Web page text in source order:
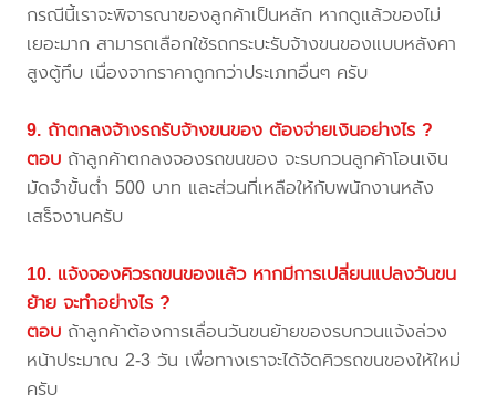
กรณีนี้เราจะพิจารณาของลูกค้าเป็นหลัก หากดูแล้วของไม่
เยอะมาก สามารถเลือกใช้รถกระบะรับจ้างขนของแบบหลังคา
สูงตู้ทึบ เนื่องจากราคาถูกกว่าประเภทอื่นๆ ครับ
9. ถ้าตกลงจ้างรถรับจ้างขนของ ต้องจ่ายเงินอย่างไร ?
ตอบ ถ้าลูกค้าตกลงจองรถขนของ จะรบกวนลูกค้าโอนเงิน
มัดจำขั้นต่ำ 500 บาท และส่วนที่เหลือให้กับพนักงานหลัง
เสร็จงานครับ
10. แจ้งจองคิวรถขนของแล้ว หากมีการเปลี่ยนแปลงวันขน
ย้าย จะทำอย่างไร ?
ตอบ ถ้าลูกค้าต้องการเลื่อนวันขนย้ายของรบกวนแจ้งล่วง
หน้าประมาณ 2-3 วัน เพื่อทางเราจะได้จัดคิวรถขนของให้ใหม่
ครับ